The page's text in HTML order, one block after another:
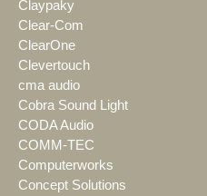
Claypaky
Clear-Com
ClearOne
Clevertouch
cma audio
Cobra Sound Light
CODA Audio
COMM-TEC
Computerworks
Concept Solutions